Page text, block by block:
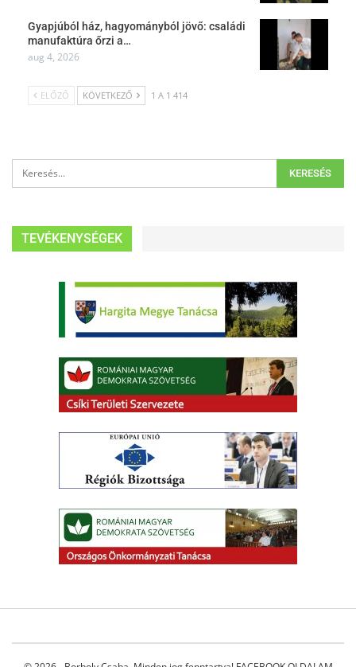
Gyapjúból ház, hagyományból jövő: családi
manufaktúra őrzi a…
aug 4, 2026
ELŐZŐ KÖVETKEZŐ 1 A 1 414
TEVÉKENYSÉGEK